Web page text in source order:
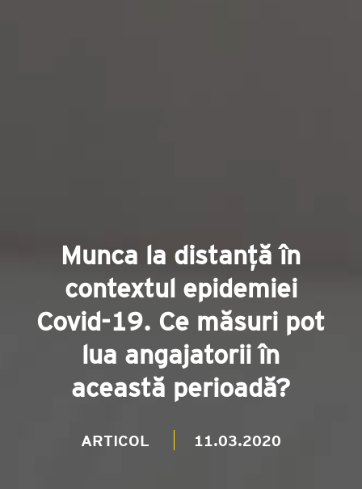
Munca la distanță în
contextul epidemiei
Covid-19. Ce măsuri pot
lua angajatorii în
această perioadă?
ARTICOL 11.03.2020